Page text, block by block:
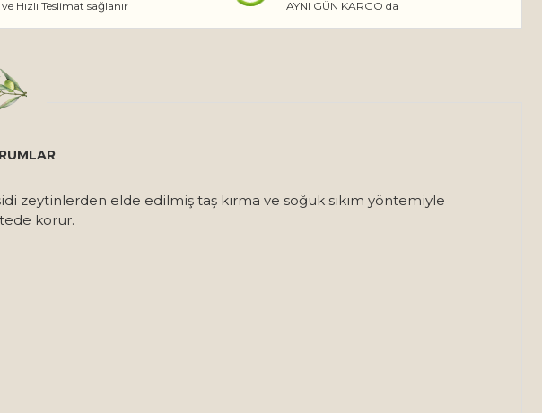
ve Hızlı Teslimat sağlanır
AYNI GÜN KARGO da
zeytinlerden elde edilmiş taş kırma ve soğuk sıkım yöntemiyle
korur.